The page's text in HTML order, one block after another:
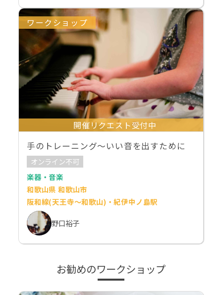
ワークショップ
開催リクエスト受付中
手のトレーニング～いい音を出すために
オンライン不可
楽器・音楽
和歌山県 和歌山市
阪和線(天王寺～和歌山)・紀伊中ノ島駅
野口裕子
お勧めのワークショップ